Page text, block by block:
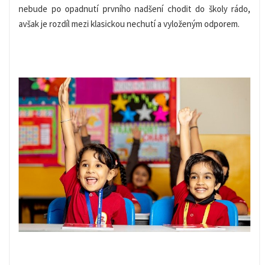
nebude po opadnutí prvního nadšení chodit do školy rádo,
avšak je rozdíl mezi klasickou nechutí a vyloženým odporem.